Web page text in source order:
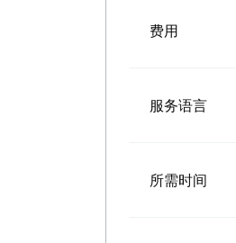
费用
服务语言
所需时间